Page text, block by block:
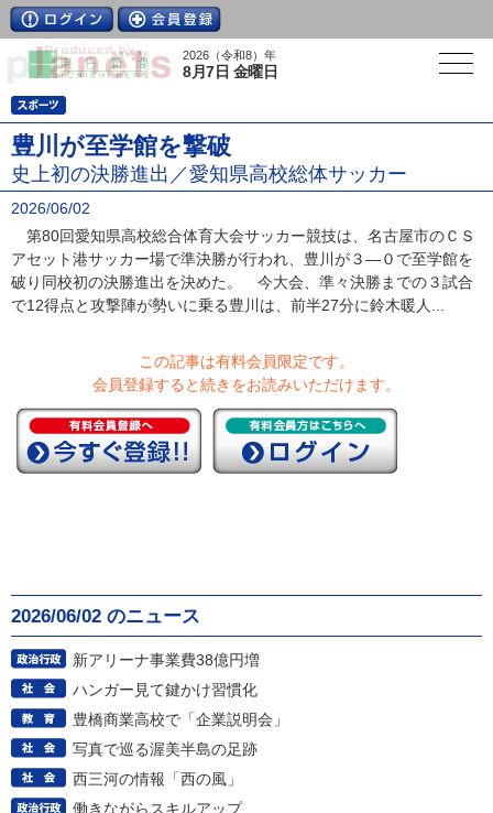
2026（令和8）年
8月7日 金曜日
豊川が至学館を撃破
史上初の決勝進出／愛知県高校総体サッカー
2026/06/02
第80回愛知県高校総合体育大会サッカー競技は、名古屋市のＣＳ
アセット港サッカー場で準決勝が行われ、豊川が３―０で至学館を
破り同校初の決勝進出を決めた。 今大会、準々決勝までの３試合
で12得点と攻撃陣が勢いに乗る豊川は、前半27分に鈴木暖人...
この記事は有料会員限定です。
会員登録すると続きをお読みいただけます。
2026/06/02 のニュース
新アリーナ事業費38億円増
ハンガー見て鍵かけ習慣化
豊橋商業高校で「企業説明会」
写真で巡る渥美半島の足跡
西三河の情報「西の風」
働きながらスキルアップ